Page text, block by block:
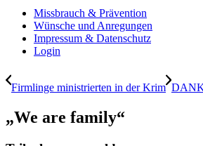
Missbrauch & Prävention
Wünsche und Anregungen
Impressum & Datenschutz
Login
Firmlinge ministrierten in der Krim
„We are family“